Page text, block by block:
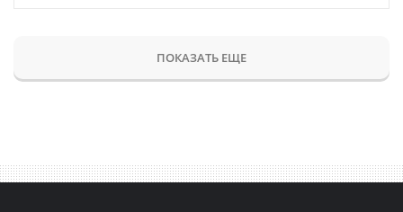
ПОКАЗАТЬ ЕЩЕ